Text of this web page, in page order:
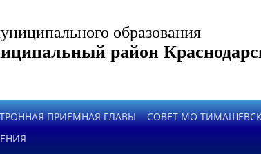
образования
район
ПРИЕМНАЯ ГЛАВЫ СОВЕТ МО